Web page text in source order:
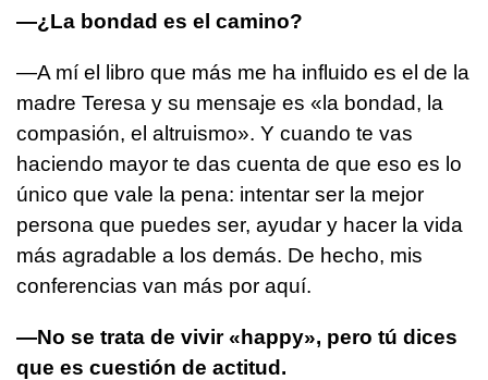
—¿La bondad es el camino?
—A mí el libro que más me ha influido es el de la
madre Teresa y su mensaje es «la bondad, la
compasión, el altruismo». Y cuando te vas
haciendo mayor te das cuenta de que eso es lo
único que vale la pena: intentar ser la mejor
persona que puedes ser, ayudar y hacer la vida
más agradable a los demás. De hecho, mis
conferencias van más por aquí.
—No se trata de vivir «happy», pero tú dices
que es cuestión de actitud.